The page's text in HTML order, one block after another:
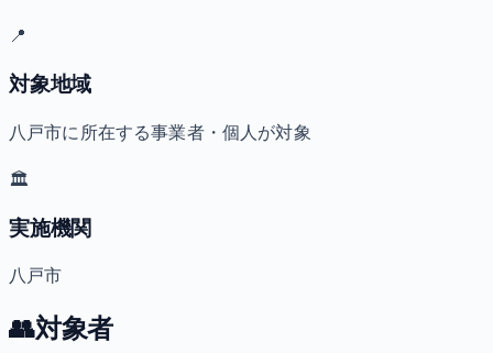
📍
対象地域
八戸市に所在する事業者・個人が対象
🏛️
実施機関
八戸市
👥対象者